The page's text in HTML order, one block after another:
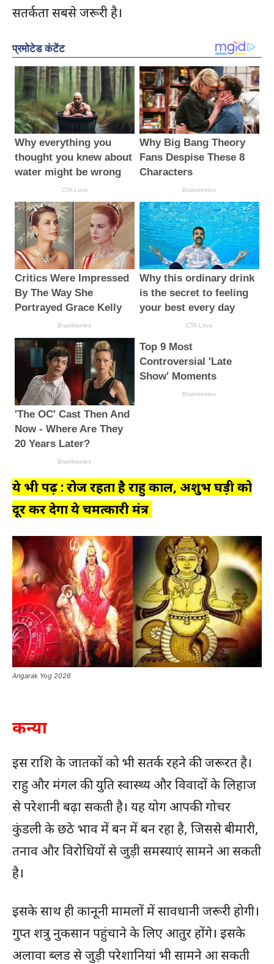
सतर्कता सबसे जरूरी है।
ये भी पढ़ें : रोज रहता है राहु काल, अशुभ घड़ी को
दूर कर देगा ये चमत्कारी मंत्र
Angarak Yog 2026
कन्या
इस राशि के जातकों को भी सतर्क रहने की जरूरत है।
राहु और मंगल की युति स्वास्थ्य और विवादों के लिहाज
से परेशानी बढ़ा सकती है। यह योग आपकी गोचर
कुंडली के छठे भाव में बन में बन रहा है, जिससे बीमारी,
तनाव और विरोधियों से जुड़ी समस्याएं सामने आ सकती
है।
इसके साथ ही कानूनी मामलों में सावधानी जरूरी होगी।
गुप्त शत्रु नुकसान पहुंचाने के लिए आतुर होंगे। इसके
अलावा ब्लड से जुड़ी परेशानियां भी सामने आ सकती